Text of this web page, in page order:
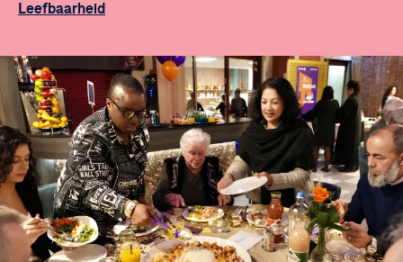
Leefbaarheid